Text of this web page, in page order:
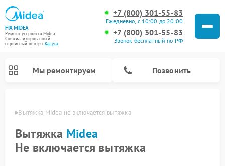
FIX-MIDEA
Ремонт устройств Midea
Специализированный
cервисный центр г.Калуга
+7 (800) 301-55-83
Ежедневно, с 10:00 до 20:00
+7 (800) 301-55-83
Звонок бесплатный по РФ
Мы ремонтируем Позвонить
Вытяжка Midea не включается вытяжка
Вытяжка Midea
Не включается вытяжка